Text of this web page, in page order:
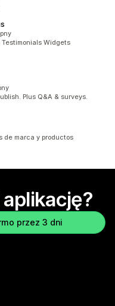
Testimonials Widgets
Plus Q&A & surveys.
de marca y productos
przez 3 dni